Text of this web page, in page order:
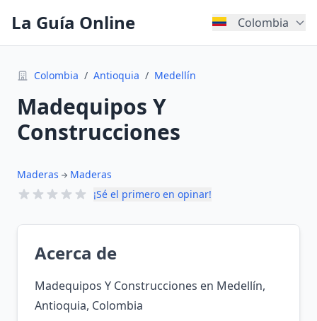
La Guía Online Colombia
Colombia / Antioquia / Medellín
Madequipos Y
Construcciones
Maderas
Maderas
¡Sé el primero en opinar!
Acerca de
Madequipos Y Construcciones en Medellín,
Antioquia, Colombia